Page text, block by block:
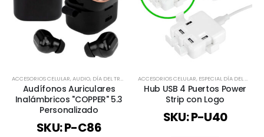
ACCESORIOS CELULAR,AUDIO, DÍA DEL TRABAJADOR ,ESPECIAL DÍA DEL MINERO,ESPECIAL DÍA
Audífonos Auriculares
Inalámbricos "COPPER" 5.3
Personalizado
SKU: P-C86
ACCESORIOS CELULAR, ESPECIAL DÍA DEL MINERO
Hub USB 4 Puertos Power
Strip con Logo
SKU: P-U40